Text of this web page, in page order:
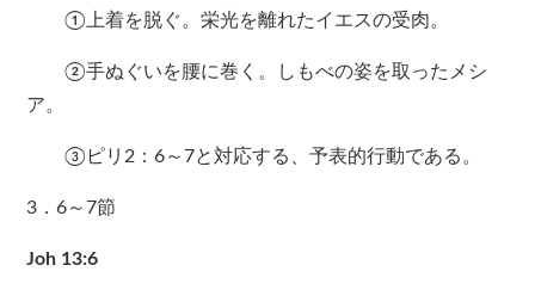
①上着を脱ぐ。栄光を離れたイエスの受肉。
②手ぬぐいを腰に巻く。しもべの姿を取ったメシ
ア。
③ピリ2：6～7と対応する、予表的行動である。
3．6～7節
Joh 13:6